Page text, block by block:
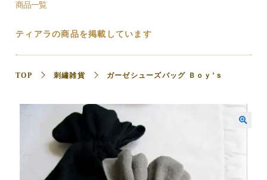
商品一覧
ティアラの商品を掲載しています
TOP 刺繡雑貨 ガーゼシューズバッグ Ｂｏｙ’ｓ